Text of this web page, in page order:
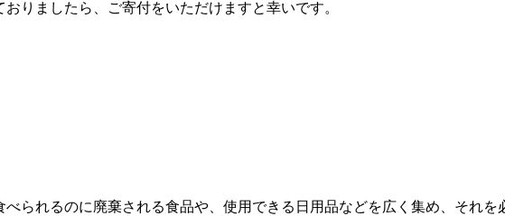
りましたら、ご寄付をいただけますと幸いです。
べられるのに廃棄される食品や、使用できる日用品などを広く集め、それ